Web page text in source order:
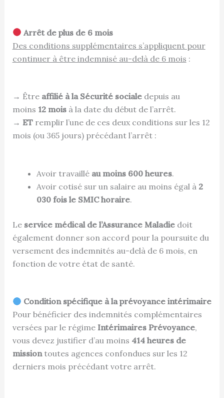
Arrêt de plus de 6 mois
Des conditions supplémentaires s’appliquent pour
continuer à être indemnisé au-delà de 6 mois :
→ Être affilié à la Sécurité socialedepuis au
moins 12 moisà la date du début de l’arrêt.
→ ETremplir l’une de ces deux conditions sur les 12
mois (ou 365 jours) précédant l’arrêt :
Avoir travaillé au moins 600 heures.
Avoir cotisé sur un salaire au moins égal à 2
030 fois le SMIC horaire.
Le service médical de l’Assurance Maladiedoit
également donner son accord pour la poursuite du
versement des indemnités au-delà de 6 mois, en
fonction de votre état de santé.
Condition spécifique à la prévoyance intérimaire
Pour bénéficier des indemnités complémentaires
versées par le régime Intérimaires Prévoyance,
vous devez justifier d’au moins 414 heures de
missiontoutes agences confondues sur les 12
derniers mois précédant votre arrêt.